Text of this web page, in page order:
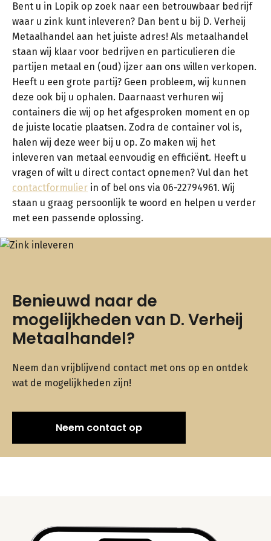
Bent u in Lopik op zoek naar een betrouwbaar bedrijf
waar u zink kunt inleveren? Dan bent u bij D. Verheij
Metaalhandel aan het juiste adres! Als metaalhandel
staan wij klaar voor bedrijven en particulieren die
partijen metaal en (oud) ijzer aan ons willen verkopen.
Heeft u een grote partij? Geen probleem, wij kunnen
deze ook bij u ophalen. Daarnaast verhuren wij
containers die wij op het afgesproken moment en op
de juiste locatie plaatsen. Zodra de container vol is,
halen wij deze weer bij u op. Zo maken wij het
inleveren van metaal eenvoudig en efficiënt. Heeft u
vragen of wilt u direct contact opnemen? Vul dan het
contactformulier in of bel ons via 06-22794961. Wij
staan u graag persoonlijk te woord en helpen u verder
met een passende oplossing.
Benieuwd naar de
mogelijkheden van D. Verheij
Metaalhandel?
Neem dan vrijblijvend contact met ons op en ontdek
wat de mogelijkheden zijn!
Neem contact op